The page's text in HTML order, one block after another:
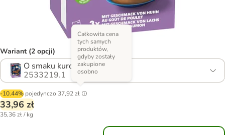
Wariant (2 opcji)
O smaku kurczaka i łososia
2533219.1
-10.44% pojedynczo 37,92 zł
Całkowita cena
tych samych
produktów,
gdyby zostały
zakupione
osobno
33,96 zł
35,36 zł / kg